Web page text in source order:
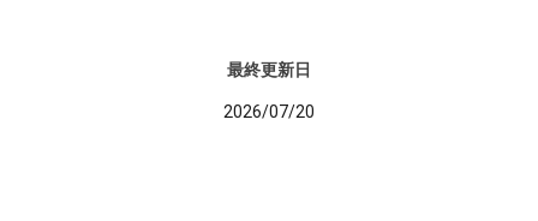
最終更新日
2026/07/20